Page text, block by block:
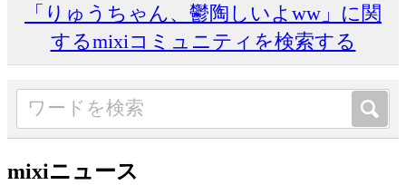
「りゅうちゃん、鬱陶しいよww」に関
するmixiコミュニティを検索する
mixiニュース